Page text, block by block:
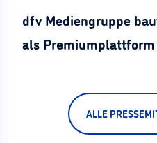
dfv Mediengruppe
als
ALLE